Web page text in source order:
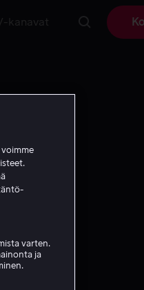
kanavat
varten.
ja